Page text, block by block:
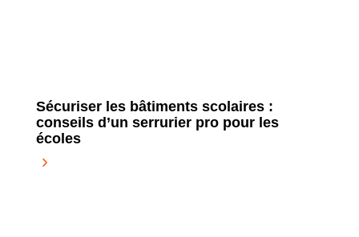
Sécuriser les bâtiments scolaires :
conseils d’un serrurier pro pour les
écoles